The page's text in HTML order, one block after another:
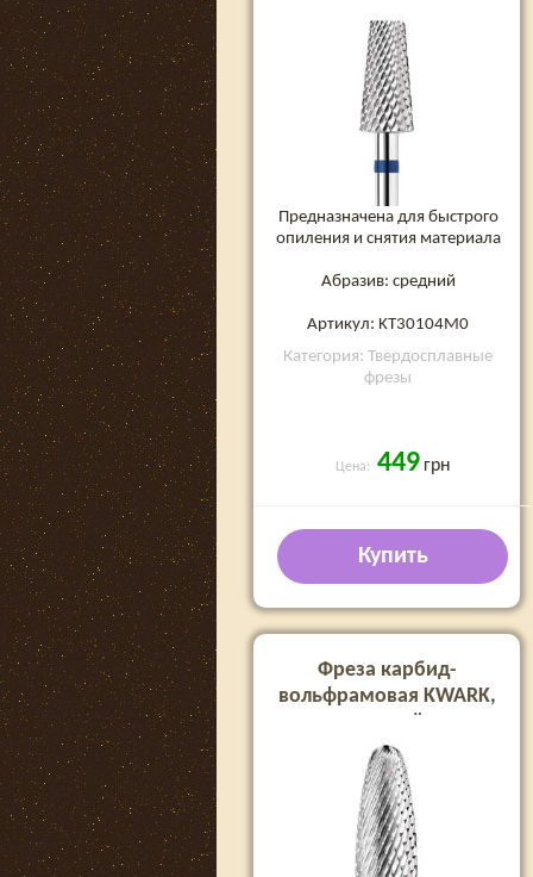
Предназначена для быстрого
опиления и снятия материала
Абразив: средний
Артикул: KT30104M0
Категория: Твердосплавные
фрезы
Цена: 449 грн
Купить
Фреза карбид-
вольфрамовая KWARK,
закругленный конус
«кукуруза», красная, 6 мм
(KT60004F0)